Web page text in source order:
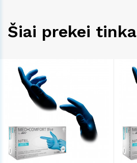
Šiai prekei tinka